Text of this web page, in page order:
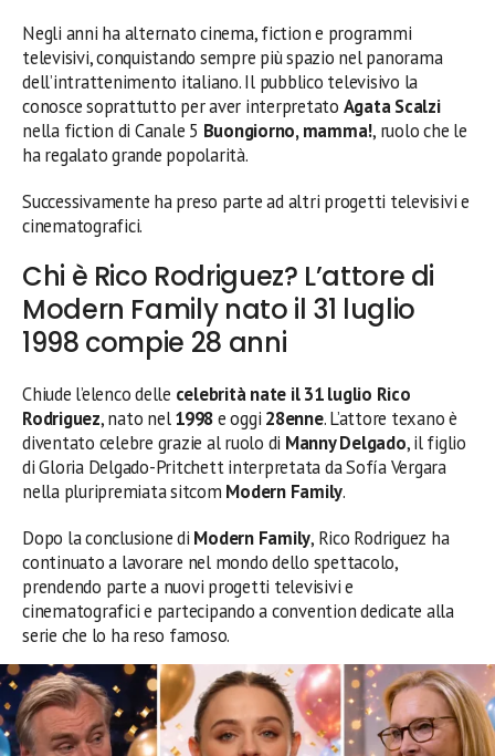
Negli anni ha alternato cinema, fiction e programmi
televisivi, conquistando sempre più spazio nel panorama
dell’intrattenimento italiano. Il pubblico televisivo la
conosce soprattutto per aver interpretato Agata Scalzi
nella fiction di Canale 5 Buongiorno, mamma!, ruolo che le
ha regalato grande popolarità.
Successivamente ha preso parte ad altri progetti televisivi e
cinematografici.
Chi è Rico Rodriguez? L’attore di
Modern Family nato il 31 luglio
1998 compie 28 anni
Chiude l’elenco delle celebrità nate il 31 luglio Rico
Rodriguez, nato nel1998e oggi 28enne. L’attore texano è
diventato celebre grazie al ruolo di Manny Delgado, il figlio
di Gloria Delgado-Pritchett interpretata da Sofía Vergara
nella pluripremiata sitcom Modern Family.
Dopo la conclusione di Modern Family, Rico Rodriguez ha
continuato a lavorare nel mondo dello spettacolo,
prendendo parte a nuovi progetti televisivi e
cinematografici e partecipando a convention dedicate alla
serie che lo ha reso famoso.